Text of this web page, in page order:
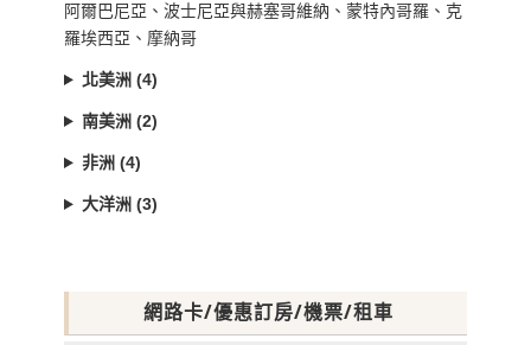
阿爾巴尼亞、波士尼亞與赫塞哥維納、蒙特內哥羅、克
羅埃西亞、摩納哥
北美洲 (4)
南美洲 (2)
非洲 (4)
大洋洲 (3)
網路卡/優惠訂房/機票/租車